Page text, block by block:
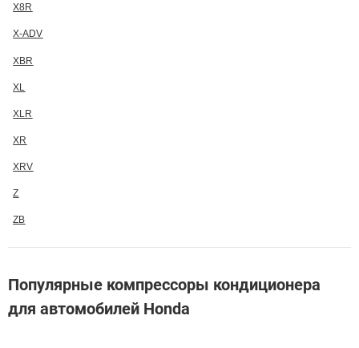
X8R
X-ADV
XBR
XL
XLR
XR
XRV
Z
ZB
Популярные компрессоры кондиционера
для автомобилей Honda